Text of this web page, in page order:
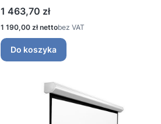
Cena
1 463,70 zł
Cena
1 190,00 zł bez VAT
Do koszyka